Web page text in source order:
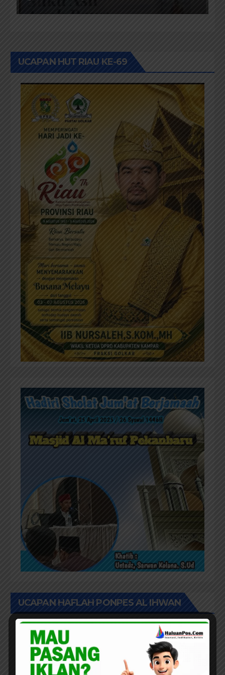
Masyarakat Adat
UCAPAN HUT RIAU KE-69
UCAPAN HAFLAH PONPES AL IHWAN